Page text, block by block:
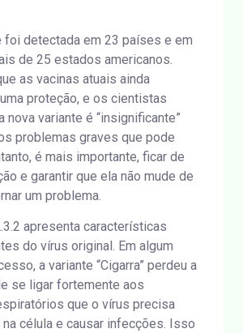
foi detectada em 23 países e em
de 25 estados americanos.
as vacinas atuais ainda
proteção, e os cientistas
nova variante é “insignificante”
problemas graves que pode
é mais importante, ficar de
e garantir que ela não mude de
um problema.
apresenta características
do vírus original. Em algum
a variante “Cigarra” perdeu a
se ligar fortemente aos
que o vírus precisa
na célula e causar infecções. Isso